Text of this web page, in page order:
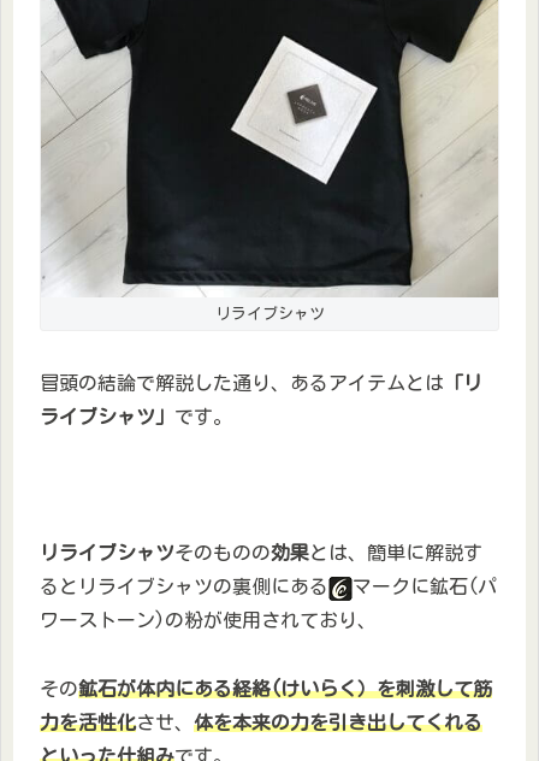
リライブシャツ
冒頭の結論で解説した通り、あるアイテムとは 「リ
ライブシャツ」 です。
リライブシャツそのものの効果とは、簡単に解説す
るとリライブシャツの裏側にある
マークに鉱石(パ
ワーストーン)の粉が使用されており、
その鉱石が体内にある経絡(けいらく）を刺激して筋
力を活性化させ、 体を本来の力を引き出してくれる
といった仕組みです。